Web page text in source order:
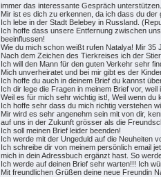
immer das interessante Gespräch unterstützen.
Mir ist es dich zu erkennen, da ich dass du
Ich lebe in der Stadt Belebey in Russland.
Ich hoffe dass unsere Entfernung zwischen
beeinflussen!
Wie du mich schon weißt rufen Natalya! Mir 35
Nach dem Zeichen des Tierkreises ich der Stier.
Ich will den Mann für den guten Verkehr sehr
Mich unverheiratet und bei mir gibt es der
Ich hoffe du auch in deinem Brief du kannst
Ich dir lege die Fragen in meinem Brief vor,
Weil es für mich sehr wichtig ist!, Weil wenn
Ich hoffe sehr dass du mich richtig verstehen
Mir wird es sehr angenehm sein mit von dir,
auf uns in der Zukunft grösser als die
Ich soll meinen Brief leider beenden!
Ich werde mit der Ungeduld auf die Neuheiten
Ich schreibe dir von meinem persönlich email
mich in dein Adressbuch ergänzt hast. So
Ich werde auf deinen Brief sehr warten!!! Ich
Mit freundlichen Grüßen deine neue Freundin